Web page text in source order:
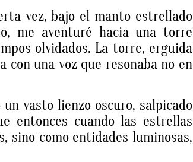
vez, bajo el manto estrellado
me aventuré hacia una torre
olvidados. La torre, erguida
con una voz que resonaba no en
vasto lienzo oscuro, salpicado
entonces cuando las estrellas
sino como entidades luminosas,